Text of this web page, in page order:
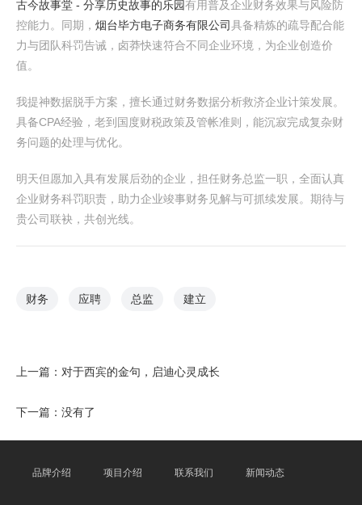
古今故事堂 - 分享历史故事的乐园有用普及企业财务效果与风险防
控能力。同期， 烟台毕方电子商务有限公司具备精炼的疏导配合能
力与团队科罚告诫，卤莽快速符合不同企业环境，为企业创造价
值。
我提神数据脱手方案，擅长通过财务数据分析救济企业计策发展。
具备CPA经验，老到国度财税政策及管帐准则，能沉寂完成复杂财
务问题的处理与优化。
明天但愿加入具有发展后劲的企业，担任财务总监一职，全面认真
企业财务科罚职责，助力企业竣事财务见解与可抓续发展。期待与
贵公司联袂，共创光线。
财务 应聘 总监 建立
上一篇： 对于西宾的金句，启迪心灵成长
下一篇：没有了
品牌介绍 项目介绍 联系我们 新闻动态